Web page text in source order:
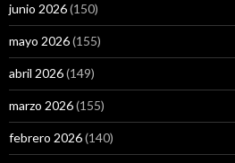
junio 2026(150)
mayo 2026(155)
abril 2026(149)
marzo 2026(155)
febrero 2026(140)